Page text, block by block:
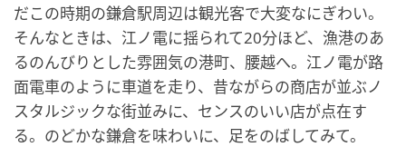
だこの時期の鎌倉駅周辺は観光客で大変なにぎわい。
そんなときは、江ノ電に揺られて20分ほど、漁港のあ
るのんびりとした雰囲気の港町、腰越へ。江ノ電が路
面電車のように車道を走り、昔ながらの商店が並ぶノ
スタルジックな街並みに、センスのいい店が点在す
る。のどかな鎌倉を味わいに、足をのばしてみて。